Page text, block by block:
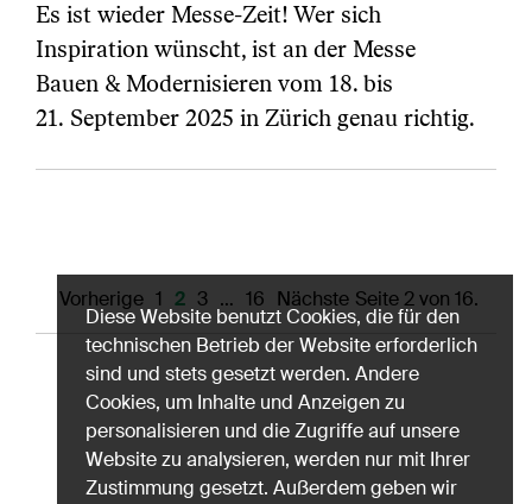
Es ist wieder Messe-Zeit! Wer sich
Inspiration wünscht, ist an der Messe
Bauen & Modernisieren vom 18. bis
21. September 2025 in Zürich genau richtig.
Seite 2 von 16.
Vorherige 1 2 3 … 16 Nächste
Diese Website benutzt Cookies, die für den
technischen Betrieb der Website erforderlich
sind und stets gesetzt werden. Andere
Cookies, um Inhalte und Anzeigen zu
personalisieren und die Zugriffe auf unsere
Website zu analysieren, werden nur mit Ihrer
Zustimmung gesetzt. Außerdem geben wir